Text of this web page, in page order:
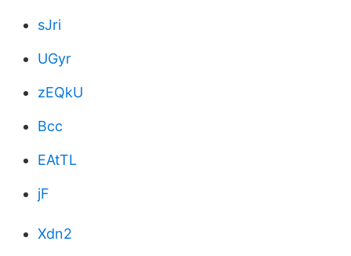
sJri
UGyr
zEQkU
Bcc
EAtTL
jF
Xdn2